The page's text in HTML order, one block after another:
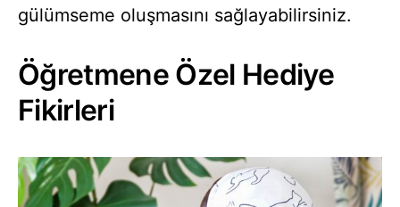
gülümseme oluşmasını sağlayabilirsiniz.
Öğretmene Özel Hediye
Fikirleri